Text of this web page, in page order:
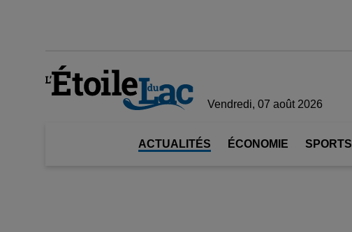
Vendredi, 07 août 2026
ACTUALITÉS ÉCONOMIE SPORTS